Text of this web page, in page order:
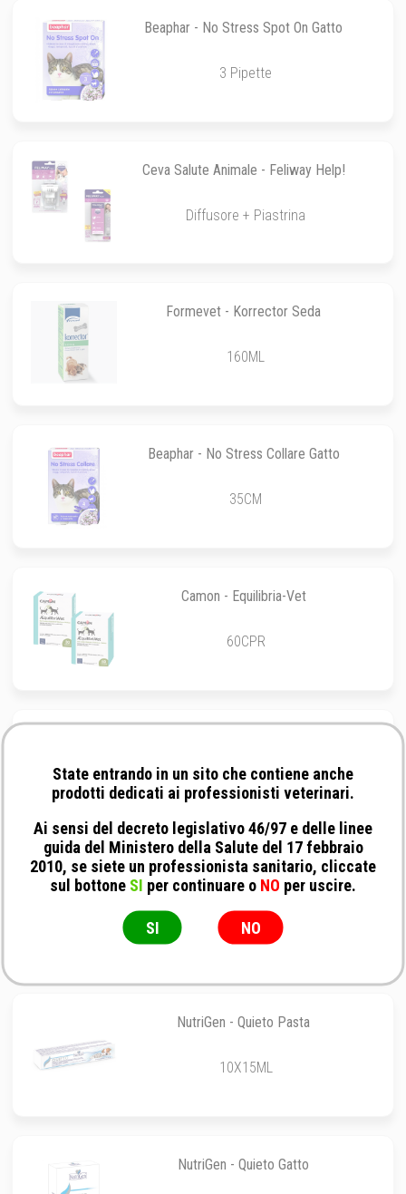
Beaphar - No Stress Spot On Gatto
3 Pipette
Ceva Salute Animale - Feliway Help!
Diffusore + Piastrina
Formevet - Korrector Seda
160ML
Beaphar - No Stress Collare Gatto
35CM
Camon - Equilibria-Vet
60CPR
50GR
Slais - Rifoson
100ML
NutriGen - Quieto Pasta
10X15ML
NutriGen - Quieto Gatto
State entrando in un sito che contiene anche
prodotti dedicati ai professionisti veterinari.
Ai sensi del decreto legislativo 46/97 e delle linee
guida del Ministero della Salute del 17 febbraio
2010, se siete un professionista sanitario, cliccate
sul bottone SI per continuare o NO per uscire.
SI NO